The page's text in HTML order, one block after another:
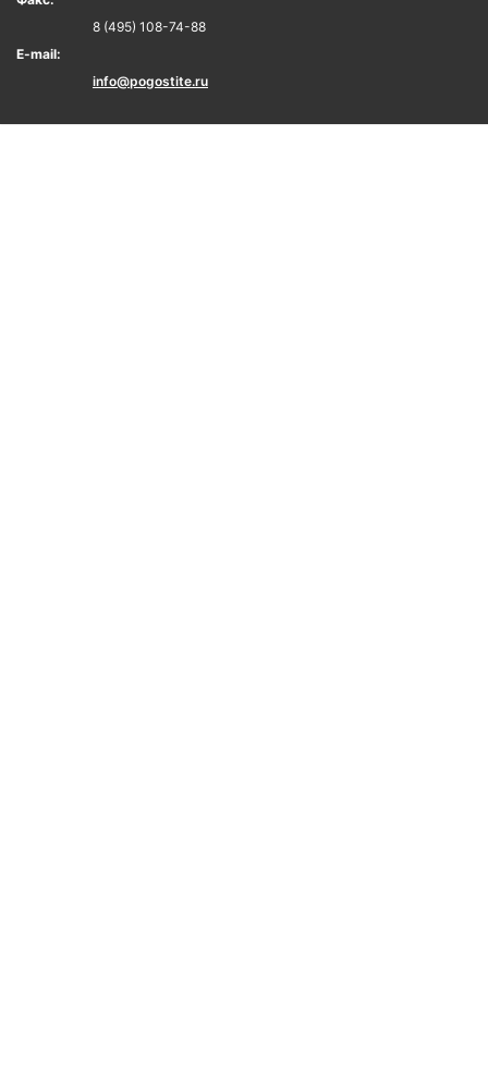
8 (495) 108-74-88
E-mail:
info@pogostite.ru